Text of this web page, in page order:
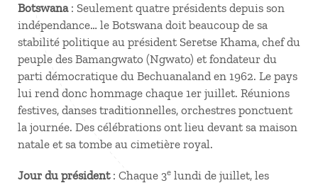
Botswana: Seulement quatre présidents depuis son
indépendance… le Botswana doit beaucoup de sa
stabilité politique au président Seretse Khama, chef du
peuple des Bamangwato (Ngwato) et fondateur du
parti démocratique du Bechuanaland en 1962. Le pays
lui rend donc hommage chaque 1er juillet. Réunions
festives, danses traditionnelles, orchestres ponctuent
la journée. Des célébrations ont lieu devant sa maison
natale et sa tombe au cimetière royal.
Jour du président: Chaque 3e lundi de juillet, les